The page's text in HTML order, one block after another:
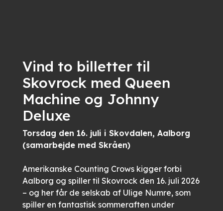
Vind to billetter til
Skovrock med Queen
Machine og Johnny
Deluxe
Torsdag den 16. juli i Skovdalen, Aalborg
(samarbejde med Skråen)
Amerikanske Counting Crows kigger forbi
Aalborg og spiller til Skovrock den 16. juli 2026
– og her får de selskab af Ulige Numre, som
spiller en fantastisk sommeraften under